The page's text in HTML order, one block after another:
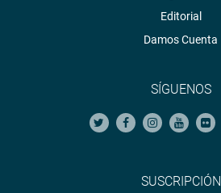
Editorial
Damos Cuenta
SÍGUENOS
SUSCRIPCIÓN